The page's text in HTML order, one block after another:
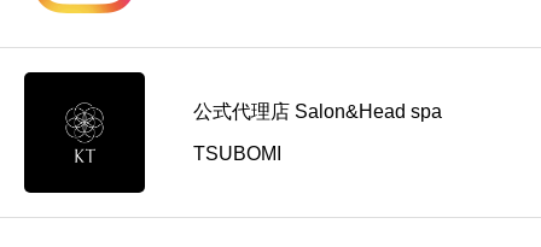
公式代理店 Salon&Head spa
TSUBOMI